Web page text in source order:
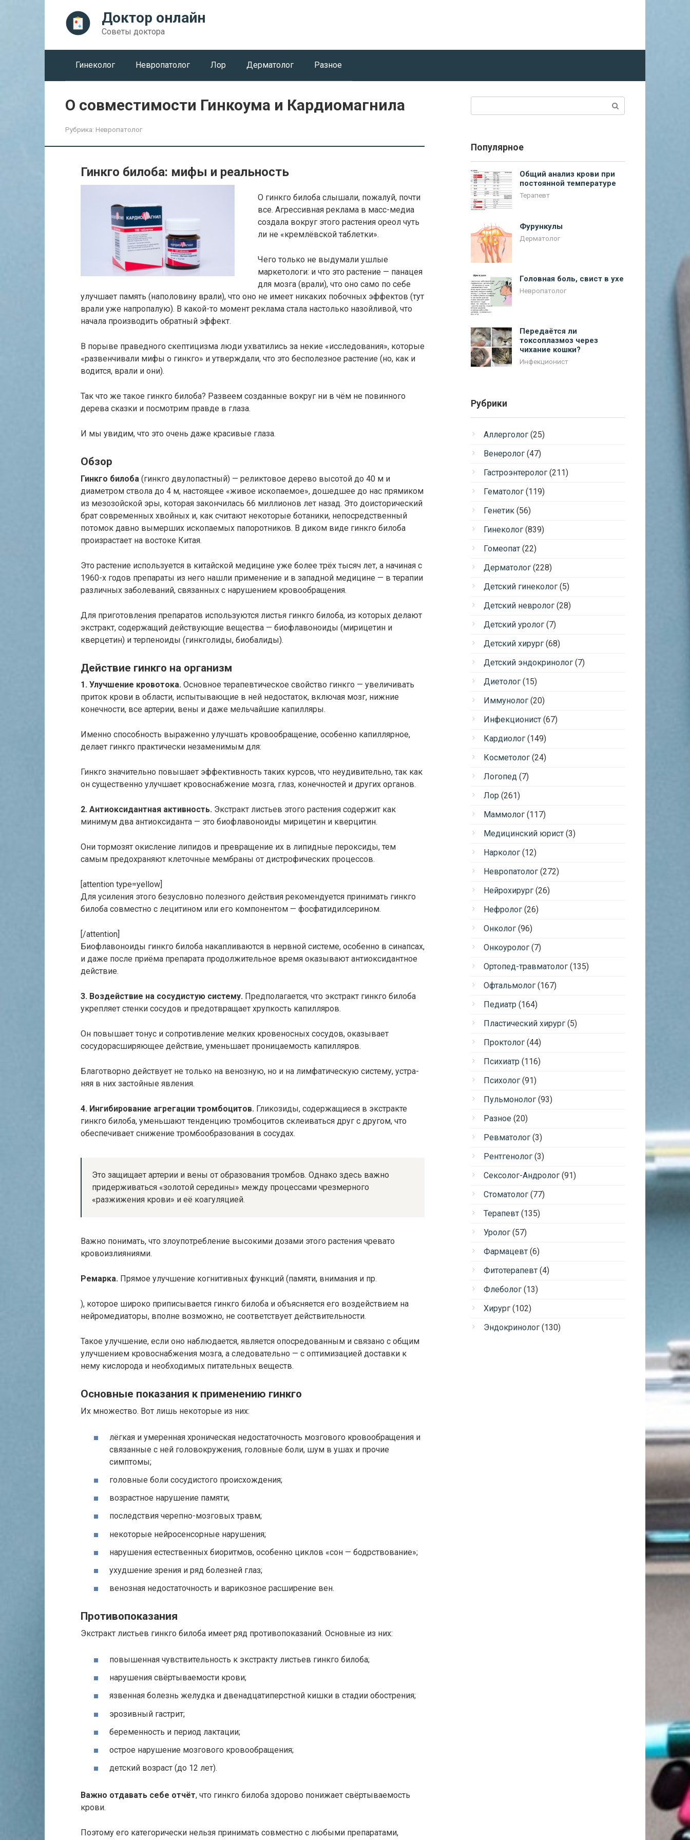
Доктор онлайн
Советы доктора
Гинеколог Невропатолог Лор Дерматолог Разное
О совместимости Гинкоума и Кардиомагнила
Рубрика: Невропатолог
Гинкго билоба: мифы и реальность
О гинкго билоба слышали, пожалуй, почти
все. Агрессивная реклама в масс-медиа
создала вокруг этого растения ореол чуть
ли не «кремлёвской таблетки».
Чего только не выдумали ушлые
маркетологи: и что это растение — панацея
для мозга (врали), что оно само по себе
улучшает память (наполовину врали), что оно не имеет никаких побочных эффектов (тут
врали уже напропалую). В какой-то момент реклама стала настолько назойливой, что
начала производить обратный эффект.
В порыве праведного скептицизма люди ухватились за некие «исследования», которые
«развенчивали мифы о гинкго» и утверждали, что это бесполезное растение (но, как и
водится, врали и они).
Так что же такое гинкго билоба? Развеем созданные вокруг ни в чём не повинного
дерева сказки и посмотрим правде в глаза.
И мы увидим, что это очень даже красивые глаза.
Обзор
Гинкго билоба (гинкго двулопастный) — реликтовое дерево высотой до 40 м и
диаметром ствола до 4 м, настоящее «живое ископаемое», дошедшее до нас прямиком
из мезозойской эры, которая закончилась 66 миллионов лет назад. Это доисторический
брат современных хвойных и, как считают некоторые ботаники, непосредственный
потомок давно вымерших ископаемых папоротников. В диком виде гинкго билоба
произрастает на востоке Китая.
Это растение используется в китайской медицине уже более трёх тысяч лет, а начиная с
1960-х годов препараты из него нашли применение и в западной медицине — в терапии
различных заболеваний, связанных с нарушением кровообращения.
Для приготовления препаратов используются листья гинкго билоба, из которых делают
экстракт, содержащий действующие вещества — биофлавоноиды (мирицетин и
кверцетин) и терпеноиды (гинкголиды, биобалиды).
Действие гинкго на организм
1. Улучшение кровотока. Основное терапевтическое свойство гинкго — увеличивать
приток крови в области, испы­тывающие в ней недостаток, включая мозг, нижние
конечности, все артерии, вены и даже мельчайшие капилляры.
Именно способность выраженно улучшать кровообращение, особенно капиллярное,
делает гинкго практически незаменимым для:
Гинкго значительно повышает эффективность таких курсов, что неудивительно, так как
он существенно улучшает кровоснабжение мозга, глаз, конечностей и других органов.
2. Антиоксидантная активность. Экстракт листьев этого растения содержит как
минимум два антиоксиданта — это биофлавоноиды мирицетин и кверцитин.
Они тормозят окисление липидов и превращение их в липидные пероксиды, тем
самым предохраняют клеточные мембраны от дистрофических процессов.
[attention type=yellow]
Для усиления этого безусловно полезного действия рекомендуется принимать гинкго
билоба совместно с лецитином или его компонентом — фосфатидилсерином.
[/attention]
Биофлавоноиды гинкго билоба накапливаются в нервной системе, особенно в синапсах,
и даже после приёма препарата продол­жительное время оказывают антиоксидантное
действие.
3. Воздействие на сосудистую систему. Предполагается, что экстракт гинкго билоба
укрепляет стен­ки сосудов и предотвращает хрупкость капилля­ров.
Он повышает тонус и сопротивление мелких кровеносных сосудов, ока­зывает
сосудорасширяющее действие, уменьшает проницаемость ка­пилляров.
Благотворно действует не только на венозную, но и на лимфатическую систему, устра­
няя в них застойные явления.
4. Ингибирование агрегации тромбоцитов. Гликозиды, содержащиеся в экстракте
гинкго билоба, уменьшают тенденцию тромбоцитов склеиваться друг с другом, что
обеспечивает снижение тромбообразования в сосудах.
Это защищает артерии и вены от образования тромбов. Однако здесь важно
придерживаться «золотой середины» между процессами чрезмер­ного
«разжижения крови» и её коагуляцией.
Важно понимать, что злоупотребление высокими дозами этого растения чревато
кровоизлияниями.
Ремарка. Прямое улучшение когнитивных функций (памяти, внимания и пр.
), которое широко приписывается гинкго билоба и объясняется его воздействием на
нейромедиаторы, вполне возможно, не соответствует действительности.
Такое улучшение, если оно наблюдается, является опосредованным и связано с общим
улучшением кровоснабжения мозга, а следовательно — с оптимизацией доставки к
нему кислорода и необходимых питательных веществ.
Основные показания к применению гинкго
Их множество. Вот лишь некоторые из них:
лёгкая и умеренная хроническая недостаточность мозгового кровообращения и
связанные с ней головокружения, головные боли, шум в ушах и прочие
симптомы;
головные боли сосудистого происхождения;
возрастное нарушение памяти;
последствия черепно-мозговых травм;
некоторые нейросенсорные нарушения;
нарушения естественных биоритмов, особенно циклов «сон — бодрствование»;
ухудшение зрения и ряд болезней глаз;
венозная недостаточность и варикозное расширение вен.
Противопоказания
Экстракт листьев гинкго билоба имеет ряд противопоказаний. Основные из них:
повышенная чувствительность к экстракту листьев гинкго билоба;
нарушения свёртываемости крови;
язвенная болезнь желудка и двенадцатиперстной кишки в стадии обострения;
эрозивный гастрит;
беременность и период лактации;
острое нарушение мозгового кровообращения;
детский возраст (до 12 лет).
Важно отдавать себе отчёт, что гинкго билоба здорово понижает свёртываемость
крови.
Поэтому его категорически нельзя принимать совместно с любыми препаратами,
Популярное
Общий анализ крови при
постоянной температуре
Терапевт
Фурункулы
Дерматолог
Головная боль, свист в ухе
Невропатолог
Передаётся ли
токсоплазмоз через
чихание кошки?
Инфекционист
Рубрики
Аллерголог (25)
Венеролог (47)
Гастроэнтеролог (211)
Гематолог (119)
Генетик (56)
Гинеколог (839)
Гомеопат (22)
Дерматолог (228)
Детский гинеколог (5)
Детский невролог (28)
Детский уролог (7)
Детский хирург (68)
Детский эндокринолог (7)
Диетолог (15)
Иммунолог (20)
Инфекционист (67)
Кардиолог (149)
Косметолог (24)
Логопед (7)
Лор (261)
Маммолог (117)
Медицинский юрист (3)
Нарколог (12)
Невропатолог (272)
Нейрохирург (26)
Нефролог (26)
Онколог (96)
Онкоуролог (7)
Ортопед-травматолог (135)
Офтальмолог (167)
Педиатр (164)
Пластический хирург (5)
Проктолог (44)
Психиатр (116)
Психолог (91)
Пульмонолог (93)
Разное (20)
Ревматолог (3)
Рентгенолог (3)
Сексолог-Андролог (91)
Стоматолог (77)
Терапевт (135)
Уролог (57)
Фармацевт (6)
Фитотерапевт (4)
Флеболог (13)
Хирург (102)
Эндокринолог (130)